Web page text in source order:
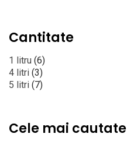
Cantitate
1 litru (6)
4 litri (3)
5 litri (7)
Cele mai cautate